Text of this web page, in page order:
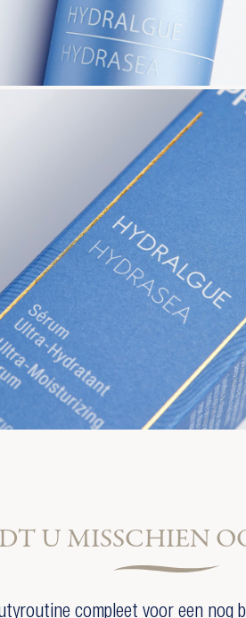
U MISSCHIEN
compleet voor een nog